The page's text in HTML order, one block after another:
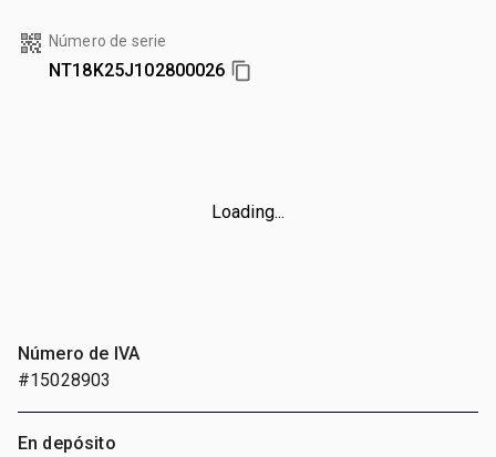
Número de serie
NT18K25J102800026
Loading...
Número de IVA
#15028903
En depósito